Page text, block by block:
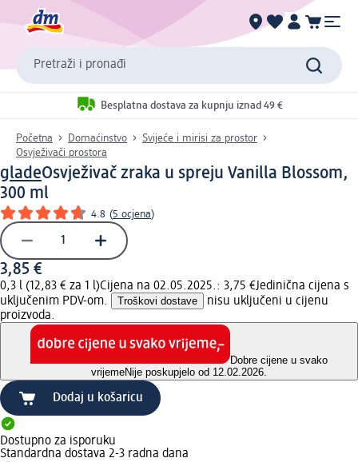
Pretraži i pronađi
Besplatna dostava za kupnju iznad 49 €
Početna Domaćinstvo
Svijeće i mirisi za prostor
Osvježivači prostora
gladeOsvježivač zraka u spreju Vanilla Blossom,
300 ml
4.8 (5 ocjena)
3,85 €
0,3 l (12,83 € za 1 l)Cijena na 02.05.2025.: 3,75 €Jedinična cijena s
uključenim PDV-om.
Troškovi dostave
nisu uključeni u cijenu
proizvoda.
Dobre cijene u svako
vrijemeNije poskupjelo od 12.02.2026.
Dodaj u košaricu
Dostupno za isporuku
Standardna dostava 2-3 radna dana